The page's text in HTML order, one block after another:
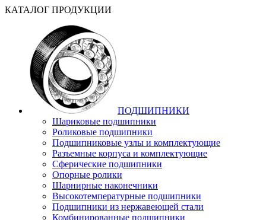
КАТАЛОГ ПРОДУКЦИИ
ПОДШИПНИКИ
Шариковые подшипники
Роликовые подшипники
Подшипниковые узлы и комплектующие
Разъемные корпуса и комплектующие
Сферические подшипники
Опорные ролики
Шарнирные наконечники
Высокотемпературные подшипники
Подшипники из нержавеющей стали
Комбинированные подшипники